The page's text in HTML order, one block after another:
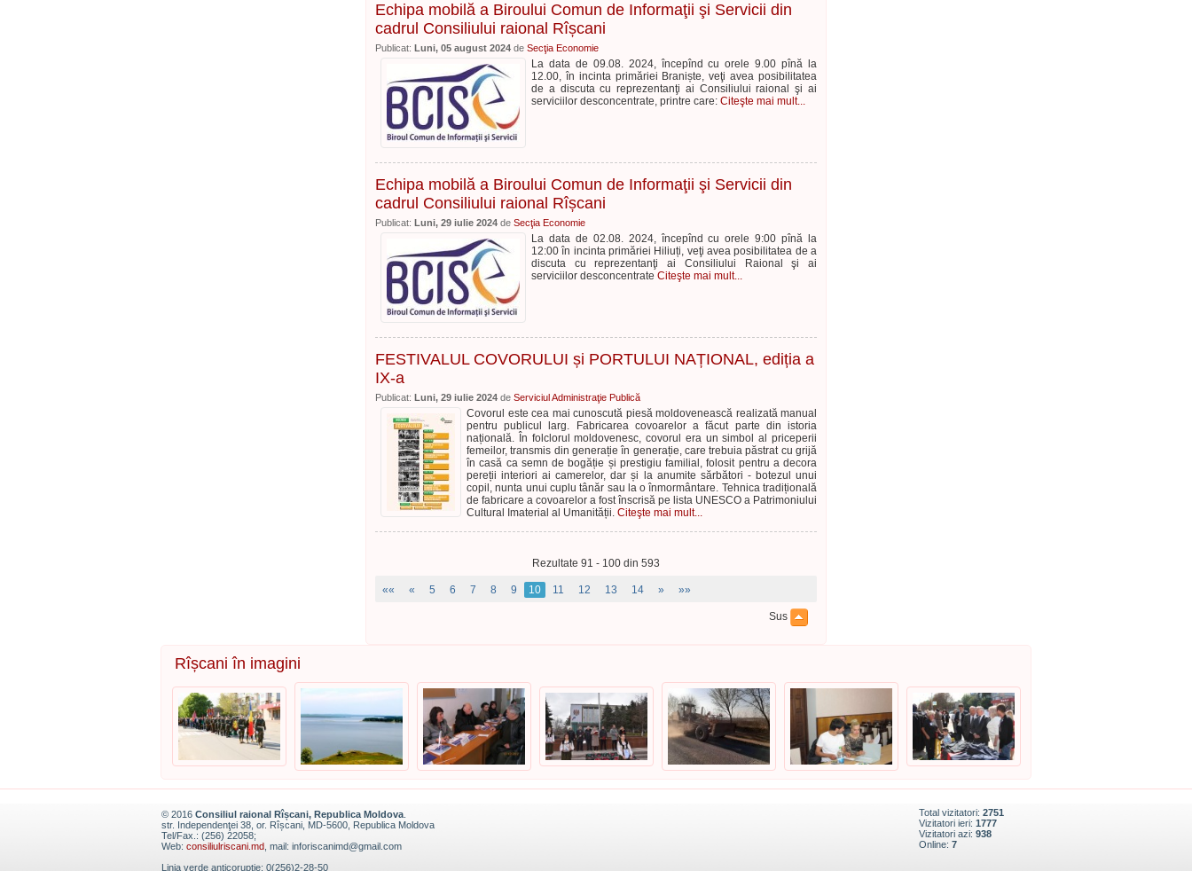
Echipa mobilă a Biroului Comun de Informaţii şi Servicii din
cadrul Consiliului raional Rîșcani
Publicat: Luni, 05 august 2024 de Secţia Economie
La data de 09.08. 2024, începînd cu orele 9.00 pînă la
12.00, în incinta primăriei Braniște, veţi avea posibilitatea
de a discuta cu reprezentanţi ai Consiliului raional şi ai
serviciilor desconcentrate, printre care: Citeşte mai mult...
Echipa mobilă a Biroului Comun de Informaţii şi Servicii din
cadrul Consiliului raional Rîșcani
Publicat: Luni, 29 iulie 2024 de Secţia Economie
La data de 02.08. 2024, începînd cu orele 9:00 pînă la
12:00 în incinta primăriei Hiliuți, veţi avea posibilitatea de a
discuta cu reprezentanţi ai Consiliului Raional şi ai
serviciilor desconcentrate Citeşte mai mult...
FESTIVALUL COVORULUI și PORTULUI NAȚIONAL, ediția a
IX-a
Publicat: Luni, 29 iulie 2024 de Serviciul Administraţie Publică
Covorul este cea mai cunoscută piesă moldovenească realizată manual
pentru publicul larg. Fabricarea covoarelor a făcut parte din istoria
națională. În folclorul moldovenesc, covorul era un simbol al priceperii
femeilor, transmis din generație în generație, care trebuia păstrat cu grijă
în casă ca semn de bogăție și prestigiu familial, folosit pentru a decora
pereții interiori ai camerelor, dar și la anumite sărbători - botezul unui
copil, nunta unui cuplu tânăr sau la o înmormântare. Tehnica tradițională
de fabricare a covoarelor a fost înscrisă pe lista UNESCO a Patrimoniului
Cultural Imaterial al Umanității. Citeşte mai mult...
Rezultate 91 - 100 din 593
«« « 5 6 7 8 9 10 11 12 13 14 » »»
Sus
Rîșcani în imagini
© 2016 Consiliul raional Rîșcani, Republica Moldova
str. Independenţei 38, or. Rîșcani, MD-5600, Republica Moldova
Tel/Fax.: (256) 22058;
Web: consiliulriscani.md , mail: inforiscanimd@gmail.com
Linia verde anticorupție: 0(256)2-28-50
Total vizitatori: 2751
Vizitatori ieri: 1777
Vizitatori azi: 938
Online: 7